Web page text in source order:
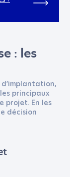
: les
principaux
projet. En les
décision